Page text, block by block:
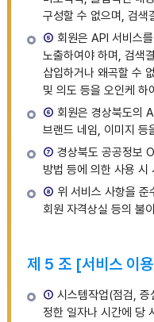
구성할 수 없으며, 검색
⑤ 회원은 API 서비스
노출하여야 하며, 검색
삽입하거나 왜곡할 수
및 의도 등을 오인케 하
⑥ 회원은 경상북도의
브랜드 네임, 이미지 등
⑦ 경상북도 공공정보
방법 등에 의한 사용 시
⑧ 위 서비스 사항을 준
회원 자격상실 등의 불
제 5 조 [서비스 이
① 시스템작업(점검,
정한 일자나 시간에 당